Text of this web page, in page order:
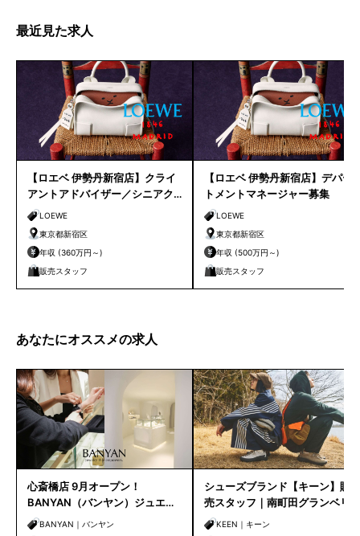
最近見た求人
【ロエベ 伊勢丹新宿店】クライ
アントアドバイザー／シニアク
ライアントアドバイザー募集
LOEWE
東京都新宿区
年収 (360万円～)
販売スタッフ
【ロエベ 伊勢丹新宿店】デパー
トメントマネージャー募集
LOEWE
東京都新宿区
年収 (500万円～)
販売スタッフ
あなたにオススメの求人
心斎橋店 9月オープン！
BANYAN（バンヤン）ジュエリ
ー販売スタッフ
BANYAN｜バンヤン
シューズブランド【キーン】販
売スタッフ｜南町田グランベリ
ーパーク店
KEEN｜キーン